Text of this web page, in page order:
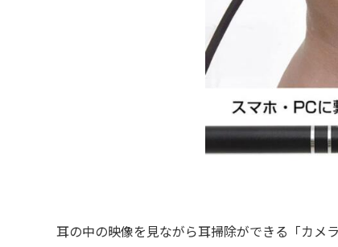
耳の中の映像を見ながら耳掃除ができる「カメ